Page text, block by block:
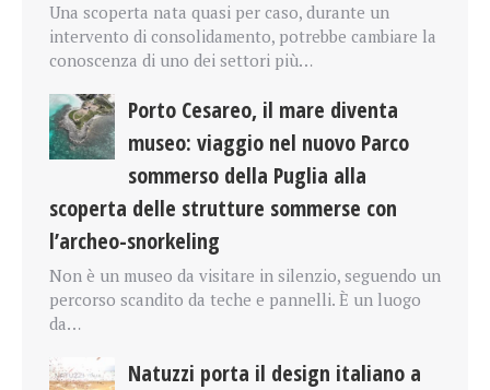
Una scoperta nata quasi per caso, durante un
intervento di consolidamento, potrebbe cambiare la
conoscenza di uno dei settori più…
Porto Cesareo, il mare diventa
museo: viaggio nel nuovo Parco
sommerso della Puglia alla
scoperta delle strutture sommerse con
l’archeo-snorkeling
Non è un museo da visitare in silenzio, seguendo un
percorso scandito da teche e pannelli. È un luogo
da…
Natuzzi porta il design italiano a